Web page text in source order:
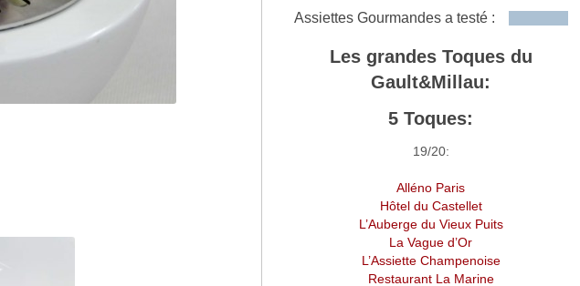
Assiettes Gourmandes a testé :
Les grandes Toques du
Gault&Millau:
5 Toques:
19/20:
Alléno Paris
Hôtel du Castellet
L’Auberge du Vieux Puits
La Vague d’Or
L’Assiette Champenoise
Restaurant La Marine